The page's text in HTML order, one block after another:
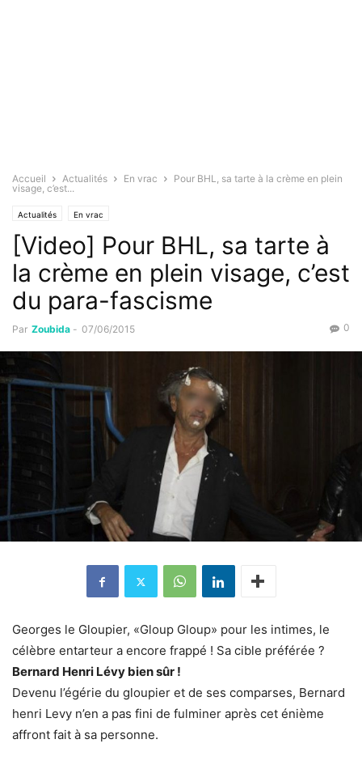
Accueil Actualités En vrac
Pour BHL, sa tarte à la crème en plein
visage, c’est...
Actualités En vrac
[Video] Pour BHL, sa tarte à
la crème en plein visage, c’est
du para-fascisme
Par Zoubida - 07/06/2015 0
Georges le Gloupier, «Gloup Gloup» pour les intimes, le
célèbre entarteur a encore frappé ! Sa cible préférée ?
Bernard Henri Lévy bien sûr !
Devenu l’égérie du gloupier et de ses comparses, Bernard
henri Levy n’en a pas fini de fulminer après cet énième
affront fait à sa personne.